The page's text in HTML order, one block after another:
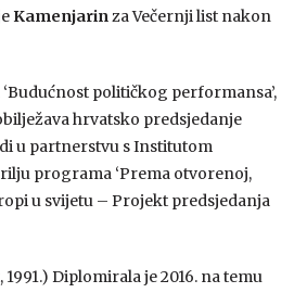
Kamenjarinza Večernji list nakon
političkog performansa’,
hrvatsko predsjedanje
u partnerstvu s Institutom
programa ‘Prema otvorenoj,
u svijetu – Projekt predsjedanja
1991.) Diplomirala je 2016. na temu